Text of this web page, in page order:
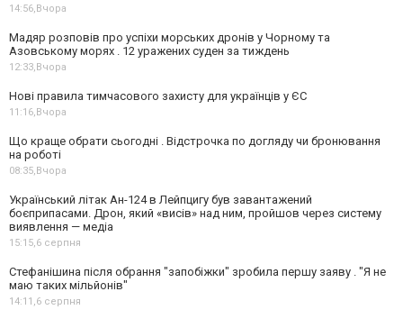
14:56,Вчора
Мадяр розповів про успіхи морських дронів у Чорному та
Азовському морях . 12 уражених суден за тиждень
12:33,Вчора
Нові правила тимчасового захисту для українців у ЄС
11:16,Вчора
Що краще обрати сьогодні . Відстрочка по догляду чи бронювання
на роботі
08:35,Вчора
Український літак Ан-124 в Лейпцигу був завантажений
боєприпасами. Дрон, який «висів» над ним, пройшов через систему
виявлення — медіа
15:15,6 серпня
Стефанішина після обрання "запобіжки" зробила першу заяву . "Я не
маю таких мільйонів"
14:11,6 серпня